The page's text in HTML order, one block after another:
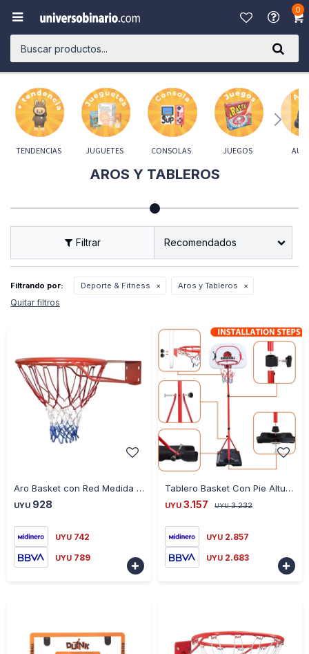
0

TENDENCIAS JUGUETES CONSOLAS JUEGOS
AROS Y TABLEROS
Recomendados
Filtrando por: Deporte & Fitness Aros y Tableros
Quitar filtros
Aro Basket con Red Medida Oficial Diámetro 45CM - ROJO
UYU 928
UYU 742
UYU 789

Tablero Basket Con Pie Altura 2.40mts - BLANCO-ROJO
UYU 3.157 UYU 3.232
UYU 2.857
UYU 2.683
-
